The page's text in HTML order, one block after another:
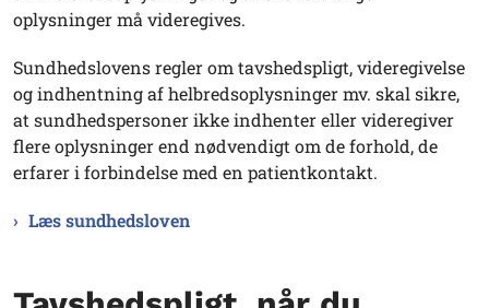
oplysninger må videregives.
Sundhedslovens regler om tavshedspligt, videregivelse
og indhentning af helbredsoplysninger mv. skal sikre,
at sundhedspersoner ikke indhenter eller videregiver
flere oplysninger end nødvendigt om de forhold, de
erfarer i forbindelse med en patientkontakt.
Læs sundhedsloven